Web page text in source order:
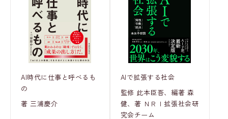
AI時代に仕事と呼べるも
の
著 三浦慶介
AIで拡張する社会
監修 此本臣吾、編著 森
健、著 ＮＲＩ拡張社会研
究会チーム